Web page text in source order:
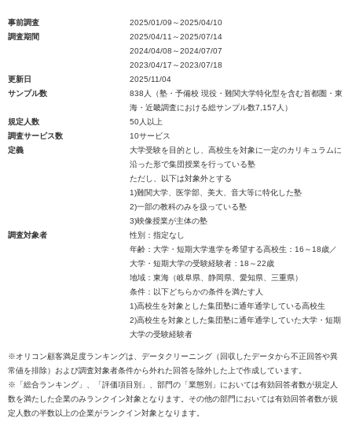
事前調査
2025/01/09～2025/04/10
調査期間
2025/04/11～2025/07/14
2024/04/08～2024/07/07
2023/04/17～2023/07/18
更新日
2025/11/04
サンプル数
838人（塾・予備校 現役・難関大学特化型を含む首都圏・東
海・近畿調査における総サンプル数7,157人）
規定人数
50人以上
調査サービス数
10サービス
定義
大学受験を目的とし、高校生を対象に一定のカリキュラムに
沿った形で集団授業を行っている塾
ただし、以下は対象外とする
1)難関大学、医学部、美大、音大等に特化した塾
2)一部の教科のみを扱っている塾
3)映像授業が主体の塾
調査対象者
性別：指定なし
年齢：大学・短期大学進学を希望する高校生：16～18歳／
大学・短期大学の受験経験者：18～22歳
地域：東海（岐阜県、静岡県、愛知県、三重県）
条件：以下どちらかの条件を満たす人
1)高校生を対象とした集団塾に通年通学している高校生
2)高校生を対象とした集団塾に通年通学していた大学・短期
大学の受験経験者
※オリコン顧客満足度ランキングは、データクリーニング（回収したデータから不正回答や異
常値を排除）および調査対象者条件から外れた回答を除外した上で作成しています。
※「総合ランキング」、「評価項目別」、部門の「業態別」においては有効回答者数が規定人
数を満たした企業のみランクイン対象となります。その他の部門においては有効回答者数が規
定人数の半数以上の企業がランクイン対象となります。